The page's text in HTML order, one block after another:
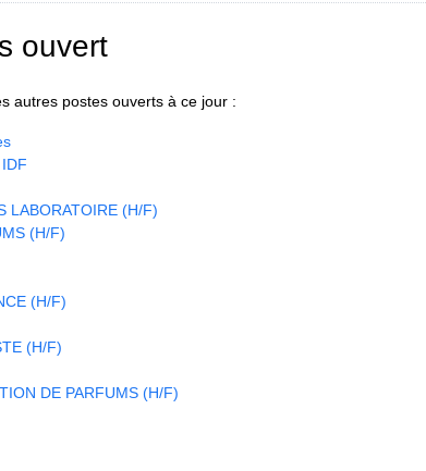
ouvert
autres postes ouverts à ce jour :
LABORATOIRE (H/F)
(H/F)
(H/F)
(H/F)
DE PARFUMS (H/F)